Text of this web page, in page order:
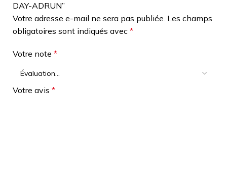
DAY-ADRUN”
Votre adresse e-mail ne sera pas publiée. Les champs
obligatoires sont indiqués avec *
Votre note *
Votre avis *